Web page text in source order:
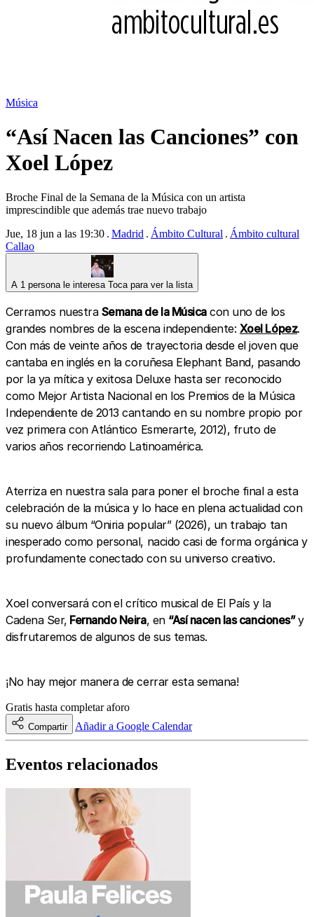
Música
“Así Nacen las Canciones” con
Xoel López
Broche Final de la Semana de la Música con un artista
imprescindible que además trae nuevo trabajo
Jue, 18 jun a las 19:30 Madrid Ámbito Cultural
Ámbito cultural
Callao
A 1 persona le interesa Toca para ver la lista
Cerramos nuestra Semana de la Músicacon uno de los
grandes nombres de la escena independiente: Xoel López.
Con más de veinte años de trayectoria desde el joven que
cantaba en inglés en la coruñesa Elephant Band, pasando
por la ya mítica y exitosa Deluxe hasta ser reconocido
como Mejor Artista Nacional en los Premios de la Música
Independiente de 2013 cantando en su nombre propio por
vez primera con Atlántico Esmerarte, 2012), fruto de
varios años recorriendo Latinoamérica.
Aterriza en nuestra sala para poner el broche final a esta
celebración de la música y lo hace en plena actualidad con
su nuevo álbum “Oniria popular” (2026), un trabajo tan
inesperado como personal, nacido casi de forma orgánica y
profundamente conectado con su universo creativo.
Xoel conversará conel crítico musical de El País y la
Cadena Ser, Fernando Neira, en “Así nacen las canciones”y
disfrutaremos de algunos de sus temas.
¡No hay mejor manera de cerrar esta semana!
Gratis hasta completar aforo
Compartir Añadir a Google Calendar
Eventos relacionados